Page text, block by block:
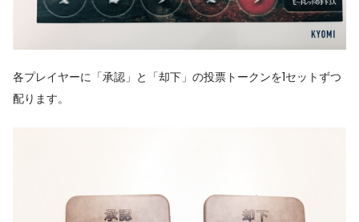
各プレイヤーに「承認」と「却下」の投票トークンを1セットずつ
配ります。